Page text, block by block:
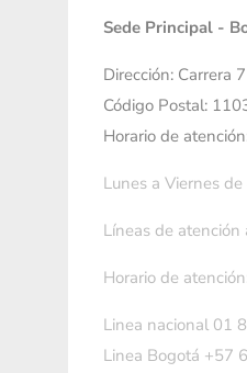
Sede Principal -
Dirección: Carrera
Código Postal:
Horario de
Lunes a Viernes
Líneas de
Horario de
Linea nacional 01
Linea Bogotá +57